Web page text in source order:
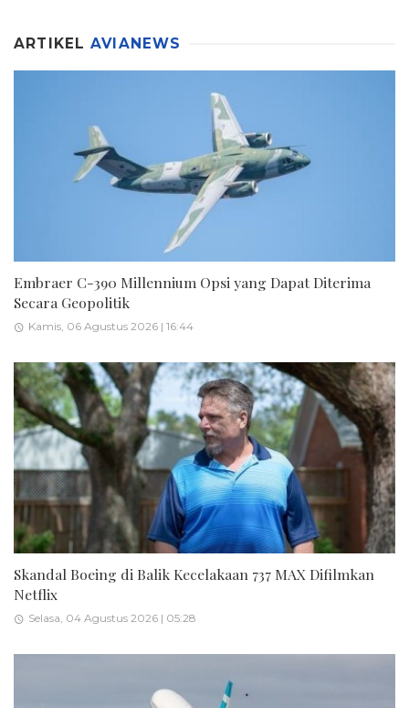
ARTIKEL AVIANEWS
Embraer C-390 Millennium Opsi yang Dapat Diterima
Secara Geopolitik
Kamis, 06 Agustus 2026 | 16:44
Skandal Boeing di Balik Kecelakaan 737 MAX Difilmkan
Netflix
Selasa, 04 Agustus 2026 | 05:28